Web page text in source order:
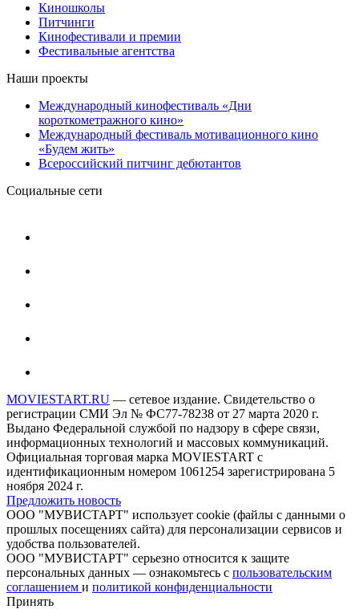
Киношколы
Питчинги
Кинофестивали и премии
Фестивальные агентства
Наши проекты
Международный кинофестиваль «Дни
короткометражного кино»
Международный фестиваль мотивационного кино
«Будем жить»
Всероссийский питчинг дебютантов
Социальные сети
MOVIESTART.RU — сетевое издание. Свидетельство о
регистрации СМИ Эл № ФС77-78238 от 27 марта 2020 г.
Выдано Федеральной службой по надзору в сфере связи,
информационных технологий и массовых коммуникаций.
Официальная торговая марка MOVIESTART с
идентификационным номером 1061254 зарегистрирована 5
ноября 2024 г.
Предложить новость
ООО "МУВИСТАРТ" использует cookie (файлы с данными о
прошлых посещениях сайта) для персонализации сервисов и
удобства пользователей.
ООО "МУВИСТАРТ" серьезно относится к защите
персональных данных — ознакомьтесь с пользовательским
соглашением и политикой конфиденциальности
Принять